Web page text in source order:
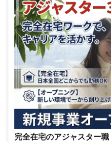
完全在宅のアジャスター職